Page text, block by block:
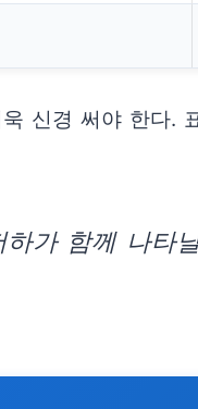
신경 써야 한다.
가 함께 나타